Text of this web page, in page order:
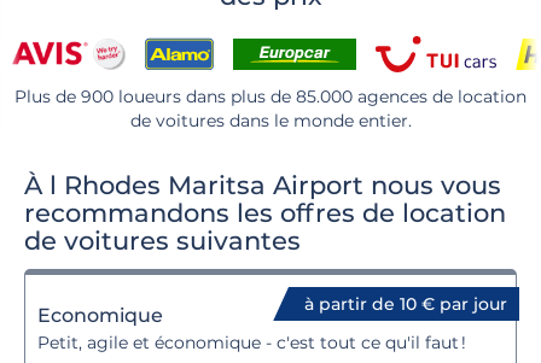
Plus de 900 loueurs dans plus de 85.000 agences de location
de voitures dans le monde entier.
À l Rhodes Maritsa Airport nous vous
recommandons les offres de location
de voitures suivantes
à partir de 10 € par jour
Economique
Petit, agile et économique - c'est tout ce qu'il faut !